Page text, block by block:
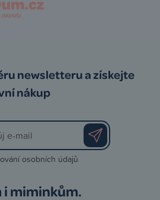
newsletteru a získejte
nákup
osobních údajů
i miminkům.